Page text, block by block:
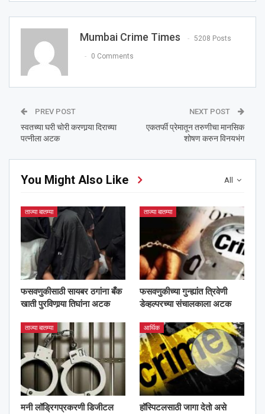
Mumbai Crime Times 5208 Posts
0 Comments
PREV POST
स्वतच्या घरी चोरी करणार्‍या दिराच्या
पत्नीला अटक
NEXT POST
एकतर्फी प्रेमातून तरुणीचा मानसिक
शोषण करुन विनयभंग
All
You Might Also Like
ताज्या बातम्या
फसवणुकीसाठी सायबर ठगांना बँक
खाती पुरविणार्‍या तिघांना अटक
ताज्या बातम्या
फसवणुकीच्या गुन्ह्यांत त्रिवेणी
डेव्हल्परच्या संचालकाला अटक
ताज्या बातम्या
मनी लॉड्रिगप्रकरणी डिजीटल
आर्थिक
हॉस्पिटलसाठी जागा देतो असे